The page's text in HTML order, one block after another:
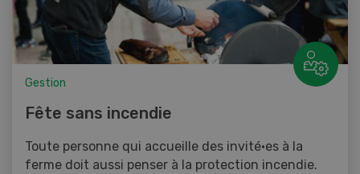
Gestion
Fête sans incendie
Toute personne qui accueille des invité·es à la
ferme doit aussi penser à la protection incendie.